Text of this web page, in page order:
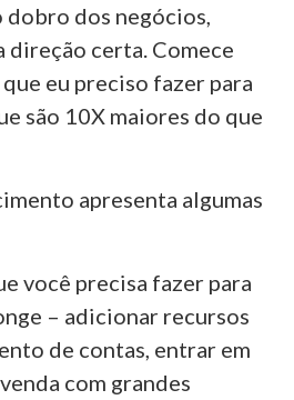
dos negócios,
direção certa. Comece
eu preciso fazer para
são 10X maiores do que
apresenta algumas
você precisa fazer para
– adicionar recursos
de contas, entrar em
com grandes